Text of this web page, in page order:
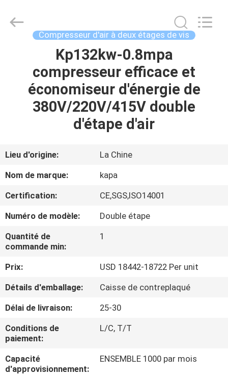
MAISON
VIDÉOS
PROPOS
DE
NOUS
VISITE
DE
L'USINE
CONTRÔLE
DE
Jiangxi
Kapa
Compresseur d'air à deux étages de vis
Kp132kw-0.8mpa
compresseur efficace et
économiseur d'énergie de
380V/220V/415V double
d'étape d'air
Lieu d'origine:
La Chine
Nom de marque:
kapa
Certification:
CE,SGS,ISO14001
Numéro de modèle:
Double étape
Quantité de
commande min:
1
Prix:
USD 18442-18722 Per unit
Détails d'emballage:
Caisse de contreplaqué
Délai de livraison:
25-30
Conditions de
paiement:
L/C, T/T
Capacité
d'approvisionnement:
ENSEMBLE 1000 par mois